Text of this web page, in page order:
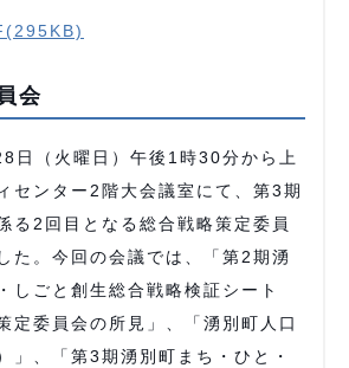
会
（火曜日）午後1時30分から上
センター2階大会議室にて、第3期
る2回目となる総合戦略策定委員
た。今回の会議では、「第2期湧
しごと創生総合戦略検証シート
定委員会の所見」、「湧別町人口
」、「第3期湧別町まち・ひと・